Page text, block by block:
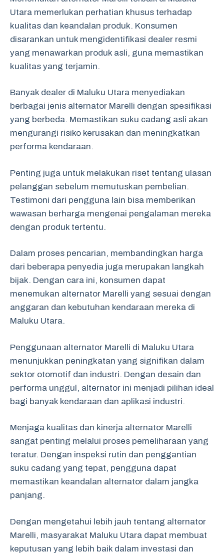
Utara memerlukan perhatian khusus terhadap
kualitas dan keandalan produk. Konsumen
disarankan untuk mengidentifikasi dealer resmi
yang menawarkan produk asli, guna memastikan
kualitas yang terjamin.
Banyak dealer di Maluku Utara menyediakan
berbagai jenis alternator Marelli dengan spesifikasi
yang berbeda. Memastikan suku cadang asli akan
mengurangi risiko kerusakan dan meningkatkan
performa kendaraan.
Penting juga untuk melakukan riset tentang ulasan
pelanggan sebelum memutuskan pembelian.
Testimoni dari pengguna lain bisa memberikan
wawasan berharga mengenai pengalaman mereka
dengan produk tertentu.
Dalam proses pencarian, membandingkan harga
dari beberapa penyedia juga merupakan langkah
bijak. Dengan cara ini, konsumen dapat
menemukan alternator Marelli yang sesuai dengan
anggaran dan kebutuhan kendaraan mereka di
Maluku Utara.
Penggunaan alternator Marelli di Maluku Utara
menunjukkan peningkatan yang signifikan dalam
sektor otomotif dan industri. Dengan desain dan
performa unggul, alternator ini menjadi pilihan ideal
bagi banyak kendaraan dan aplikasi industri.
Menjaga kualitas dan kinerja alternator Marelli
sangat penting melalui proses pemeliharaan yang
teratur. Dengan inspeksi rutin dan penggantian
suku cadang yang tepat, pengguna dapat
memastikan keandalan alternator dalam jangka
panjang.
Dengan mengetahui lebih jauh tentang alternator
Marelli, masyarakat Maluku Utara dapat membuat
keputusan yang lebih baik dalam investasi dan